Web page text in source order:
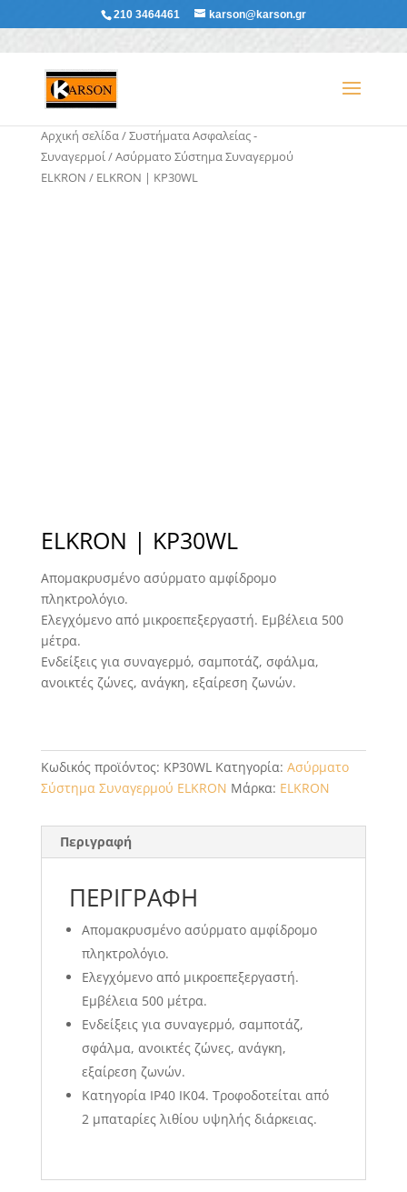
210 3464461 karson@karson.gr
Αρχική σελίδα/Συστήματα Ασφαλείας -
Συναγερμοί/Ασύρματο Σύστημα Συναγερμού
ELKRON / ELKRON | KP30WL
ELKRON | KP30WL
Απομακρυσμένο ασύρματο αμφίδρομο
πληκτρολόγιο.
Ελεγχόμενο από μικροεπεξεργαστή. Εμβέλεια 500
μέτρα.
Ενδείξεις για συναγερμό, σαμποτάζ, σφάλμα,
ανοικτές ζώνες, ανάγκη, εξαίρεση ζωνών.
Κωδικός προϊόντος: KP30WL Κατηγορία: Ασύρματο
Σύστημα Συναγερμού ELKRON Μάρκα: ELKRON
Περιγραφή
ΠΕΡΙΓΡΑΦΉ
Απομακρυσμένο ασύρματο αμφίδρομο
πληκτρολόγιο.
Ελεγχόμενο από μικροεπεξεργαστή.
Εμβέλεια 500 μέτρα.
Ενδείξεις για συναγερμό, σαμποτάζ,
σφάλμα, ανοικτές ζώνες, ανάγκη,
εξαίρεση ζωνών.
Κατηγορία IP40 IK04. Τροφοδοτείται από
2 μπαταρίες λιθίου υψηλής διάρκειας.